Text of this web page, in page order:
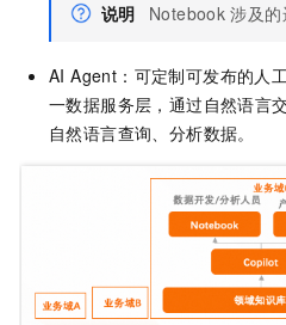
说明 Notebook 涉及的
AI Agent：可定制可发布的人
一数据服务层，通过自然语言
自然语言查询、分析数据。